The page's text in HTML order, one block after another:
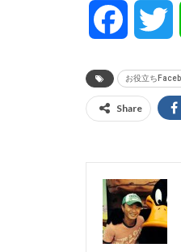
Facebook
お役立ち
Share